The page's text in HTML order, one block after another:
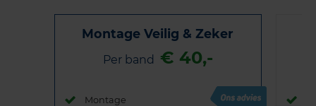
Montage Veilig & Zeker
Per band € 40,-
Montage